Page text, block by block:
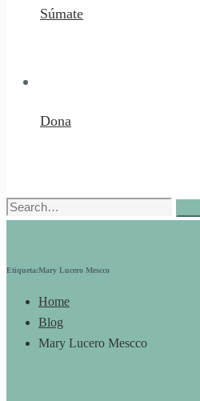
Súmate
Dona
Search
Etiqueta:Mary Lucero Mescco
Home
Blog
Mary Lucero Mescco